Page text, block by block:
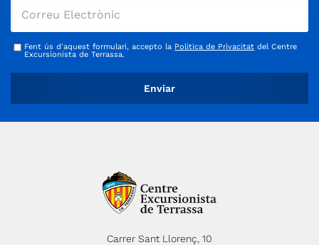
Fent ús d'aquest formulari, accepto la Política de Privacitat del Centre
Excursionista de Terrassa.
Carrer Sant Llorenç, 10